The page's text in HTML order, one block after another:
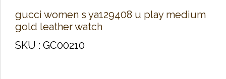
gucci women s ya129408 u play medium
gold leather watch
SKU : GC00210